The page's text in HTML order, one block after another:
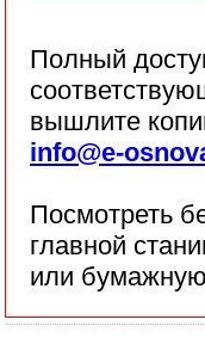
Полный
вышлите
info@e-
Посмотреть
главной
или